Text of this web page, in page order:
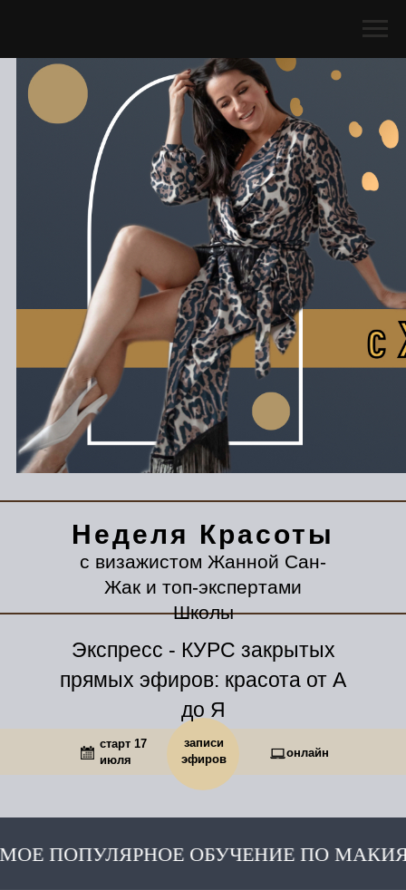
Неделя Красоты
Экспресс - КУРС закрытых
прямых эфиров: красота от А
до Я
с визажистом Жанной Сан-
Жак и топ-экспертами
Школы
старт 17
июля
записи
эфиров
онлайн
ОБУЧЕНИЕ ПО МАКИЯЖУ